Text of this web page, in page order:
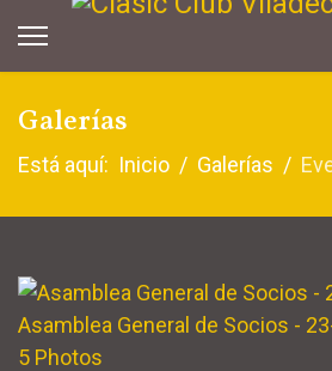
Galerías
Está aquí: Inicio Galerías
Asamblea General de Socios -
5 Photos